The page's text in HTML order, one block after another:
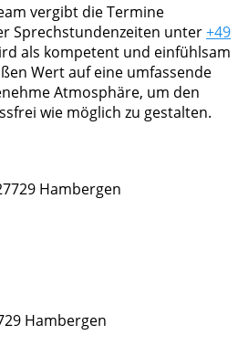
vergibt die Termine
Sprechstundenzeiten unter+49
als kompetent und einfühlsam
Wert auf eine umfassende
Atmosphäre, um den
wie möglich zu gestalten.
Hambergen
Hambergen